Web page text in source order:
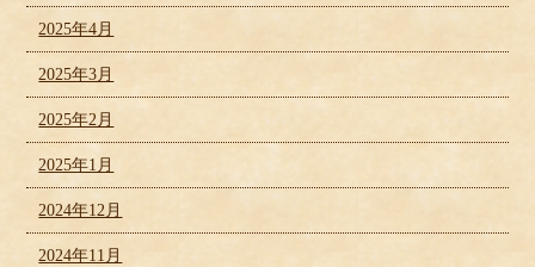
2025年4月
2025年3月
2025年2月
2025年1月
2024年12月
2024年11月